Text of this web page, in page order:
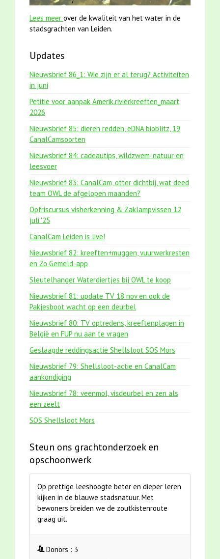
Lees meer over de kwaliteit van het water in de
stadsgrachten van Leiden.
Updates
Nieuwsbrief 86_1: Wie zijn er al terug? Activiteiten
in juni
Petitie voor aanpak Amerik.rivierkreeften_maart
2026
Nieuwsbrief 85: dieren redden, eDNA bioblitz, 19
CanalCamsoorten
Nieuwsbrief 84: cadeautips, wildzwem-natuur en
leesvoer
Nieuwsbrief 83: CanalCam, otter dichtbij, wat deed
team OWL de afgelopen maanden?
Opfriscursus visherkenning & Zaklampvissen 12
juli '25
CanalCam Leiden is live!
Nieuwsbrief 82: kreeften+muggen, vuurwerkresten
en Zo Gemeld-app
Sleutelhanger Waterdiertjes bij OWL te koop
Nieuwsbrief 81: update TV 18 nov en ook de
Pakjesboot wacht op een deurbel
Nieuwsbrief 80: TV optredens, kreeftenplagen in
België en FUP nu aan te vragen
Geslaagde reddingsactie Shellsloot SOS Mors
Nieuwsbrief 79: Shellsloot-actie en CanalCam
aankondiging
Nieuwsbrief 78: veenmol, visdeurbel en zen als
een zeelt
SOS Shellsloot Mors
Steun ons grachtonderzoek en
opschoonwerk
Op prettige leeshoogte beter en dieper leren
kijken in de blauwe stadsnatuur. Met
bewoners breiden we de zoutkistenroute
graag uit.
Donors : 3